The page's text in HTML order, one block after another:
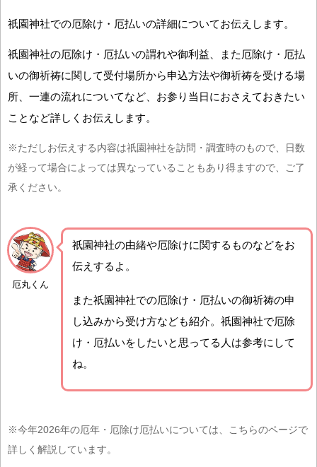
祇園神社での厄除け・厄払いの詳細についてお伝えします。
祇園神社の厄除け・厄払いの謂れや御利益、また厄除け・厄払
いの御祈祷に関して受付場所から申込方法や御祈祷を受ける場
所、一連の流れについてなど、お参り当日におさえておきたい
ことなど詳しくお伝えします。
※ただしお伝えする内容は祇園神社を訪問・調査時のもので、日数
が経って場合によっては異なっていることもあり得ますので、ご了
承ください。
厄丸くん
祇園神社の由緒や厄除けに関するものなどをお
伝えするよ。
また祇園神社での厄除け・厄払いの御祈祷の申
し込みから受け方なども紹介。祇園神社で厄除
け・厄払いをしたいと思ってる人は参考にして
ね。
※今年2026年の厄年・厄除け厄払いについては、こちらのページで
詳しく解説しています。